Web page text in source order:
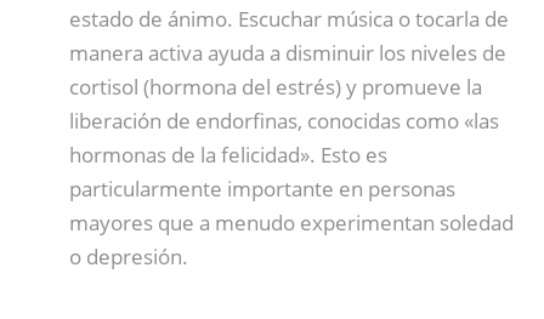
estado de ánimo. Escuchar música o tocarla de
manera activa ayuda a disminuir los niveles de
cortisol (hormona del estrés) y promueve la
liberación de endorfinas, conocidas como «las
hormonas de la felicidad». Esto es
particularmente importante en personas
mayores que a menudo experimentan soledad
o depresión.